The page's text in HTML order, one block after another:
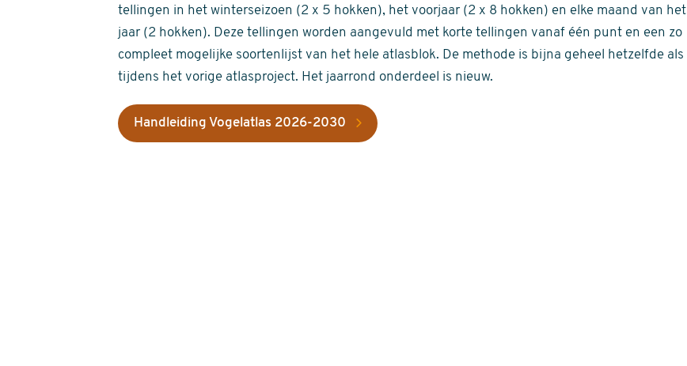
tellingen in het winterseizoen (2 x 5 hokken), het voorjaar (2 x 8 hokken) en elke maand van het
jaar (2 hokken). Deze tellingen worden aangevuld met korte tellingen vanaf één punt en een zo
compleet mogelijke soortenlijst van het hele atlasblok. De methode is bijna geheel hetzelfde als
tijdens het vorige atlasproject. Het jaarrond onderdeel is nieuw.
Handleiding Vogelatlas 2026-2030